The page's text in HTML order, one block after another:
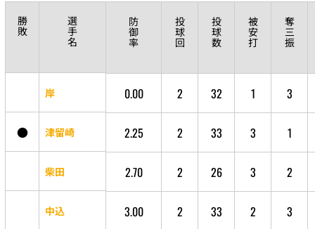
勝
敗
選
手
名
防
御
率
投
球
回
投
球
数
被
安
打
奪
三
振
岸 0.00 2 32 1 3
● 津留崎 2.25 2 33 3 1
柴田 2.70 2 26 3 2
中込 3.00 2 33 2 3